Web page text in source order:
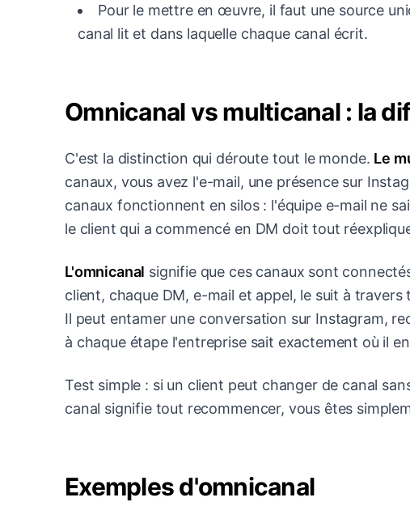
Pour le mettre en œuvre, il faut une source
canal lit et dans laquelle chaque canal écrit.
Omnicanal vs multicanal : la
C'est la distinction qui déroute tout le monde. Le
canaux, vous avez l'e-mail, une présence sur
canaux fonctionnent en silos : l'équipe e-mail ne
le client qui a commencé en DM doit tout
L'omnicanal signifie que ces canaux sont
client, chaque DM, e-mail et appel, le suit à
Il peut entamer une conversation sur Instagram,
à chaque étape l'entreprise sait exactement où il
Test simple : si un client peut changer de canal
canal signifie tout recommencer, vous êtes
Exemples d'omnicanal